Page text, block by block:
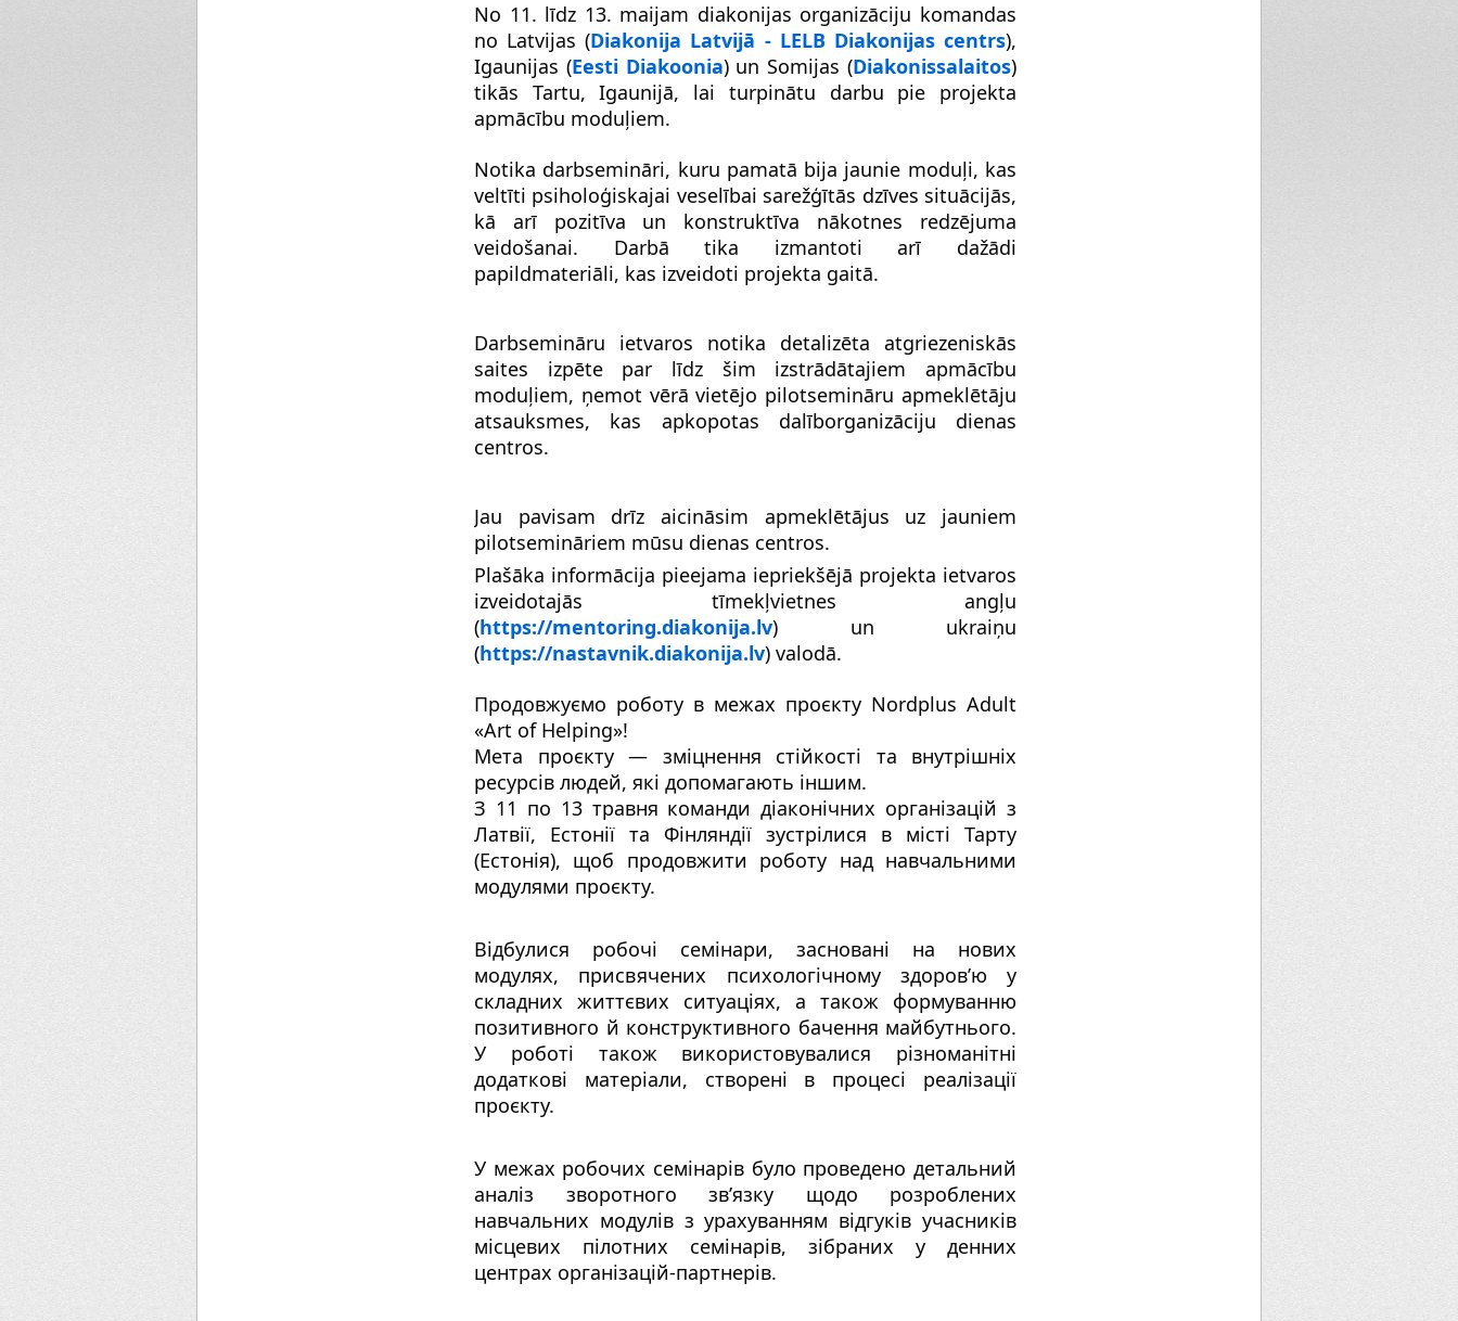
No 11. līdz 13. maijam diakonijas organizāciju komandas
no Latvijas (Diakonija Latvijā - LELB Diakonijas centrs),
Igaunijas (Eesti Diakoonia) un Somijas (Diakonissalaitos)
tikās Tartu, Igaunijā, lai turpinātu darbu pie projekta
apmācību moduļiem.
Notika darbsemināri, kuru pamatā bija jaunie moduļi, kas
veltīti psiholoģiskajai veselībai sarežģītās dzīves situācijās,
kā arī pozitīva un konstruktīva nākotnes redzējuma
veidošanai. Darbā tika izmantoti arī dažādi
papildmateriāli, kas izveidoti projekta gaitā.
Darbsemināru ietvaros notika detalizēta atgriezeniskās
saites izpēte par līdz šim izstrādātajiem apmācību
moduļiem, ņemot vērā vietējo pilotsemināru apmeklētāju
atsauksmes, kas apkopotas dalīborganizāciju dienas
centros.
Jau pavisam drīz aicināsim apmeklētājus uz jauniem
pilotsemināriem mūsu dienas centros.
Plašāka informācija pieejama iepriekšējā projekta ietvaros
izveidotajās tīmekļvietnes angļu
(https://mentoring.diakonija.lv) un ukraiņu
(https://nastavnik.diakonija.lv) valodā.
Продовжуємо роботу в межах проєкту Nordplus Adult
«Art of Helping»!
Мета проєкту — зміцнення стійкості та внутрішніх
ресурсів людей, які допомагають іншим.
З 11 по 13 травня команди діаконічних організацій з
Латвії, Естонії та Фінляндії зустрілися в місті Тарту
(Естонія), щоб продовжити роботу над навчальними
модулями проєкту.
Відбулися робочі семінари, засновані на нових
модулях, присвячених психологічному здоров’ю у
складних життєвих ситуаціях, а також формуванню
позитивного й конструктивного бачення майбутнього.
У роботі також використовувалися різноманітні
додаткові матеріали, створені в процесі реалізації
проєкту.
У межах робочих семінарів було проведено детальний
аналіз зворотного зв’язку щодо розроблених
навчальних модулів з урахуванням відгуків учасників
місцевих пілотних семінарів, зібраних у денних
центрах організацій-партнерів.